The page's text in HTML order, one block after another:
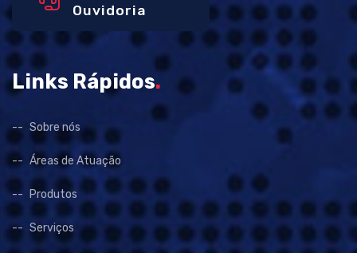
Ouvidoria
Links Rápidos.
Sobre nós
Áreas de Atuação
Produtos
Serviços